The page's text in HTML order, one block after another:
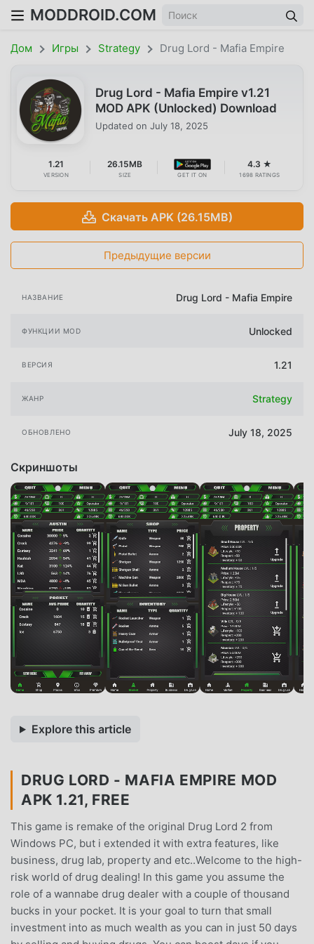
MODDROID.COM
Дом Игры Strategy Drug Lord - Mafia Empire
Drug Lord - Mafia Empire v1.21
MOD APK (Unlocked) Download
Updated on July 18, 2025
1.21
VERSION
26.15MB
SIZE GET IT ON
4.3 ★
1698 RATINGS
Скачать APK (26.15MB)
Предыдущие версии
НАЗВАНИЕ Drug Lord - Mafia Empire
ФУНКЦИИ MOD Unlocked
ВЕРСИЯ 1.21
ЖАНР Strategy
ОБНОВЛЕНО July 18, 2025
Скриншоты
Explore this article
DRUG LORD - MAFIA EMPIRE MOD
APK 1.21, FREE
This game is remake of the original Drug Lord 2 from
Windows PC, but i extended it with extra features, like
business, drug lab, property and etc..Welcome to the high-
risk world of drug dealing! In this game you assume the
role of a wannabe drug dealer with a couple of thousand
bucks in your pocket. It is your goal to turn that small
investment into as much wealth as you can in just 50 days